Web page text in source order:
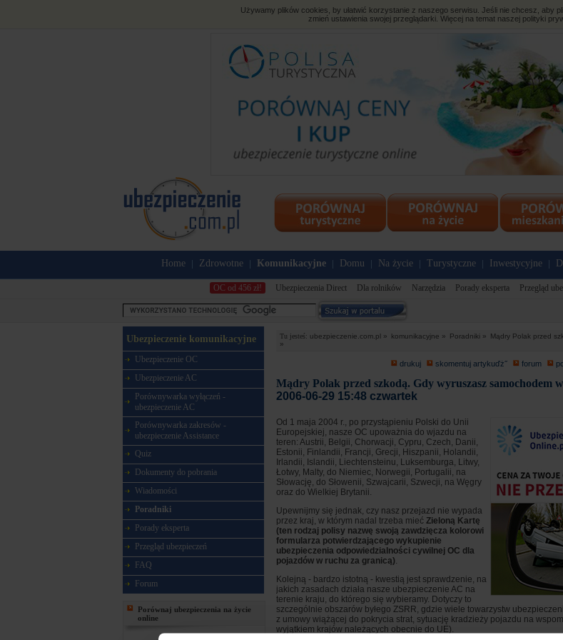
Używamy plików cookies, by ułatwić korzystanie z naszego serwisu. Jeśli nie chcesz, aby
zmień ustawienia swojej przeglądarki. Więcej na temat naszej polityki
Home Zdrowotne Komunikacyjne Domu Na życie Turystyczne Inwestycyjne
OC od 456 zł! Ubezpieczenia Direct Dla rolników Narzędzia Porady eksperta Przegląd
Ubezpieczenie komunikacyjne
Ubezpieczenie OC
Ubezpieczenie AC
Porównywarka wyłączeń -
ubezpieczenie AC
Porównywarka zakresów -
ubezpieczenie Assistance
Quiz
Dokumenty do pobrania
Wiadomości
Poradniki
Porady eksperta
Przegląd ubezpieczeń
FAQ
Forum
Porównaj ubezpieczenia na życie
online
Tu jesteś: ubezpieczenie.com.pl » komunikacyjne » Poradniki »
Mądry Polak przed
»
drukuj skomentuj artykuďż˝ forum
Mądry Polak przed szkodą. Gdy wyruszasz samochodem
2006-06-29 15:48 czwartek
Od 1 maja 2004 r., po przystąpieniu Polski do Unii
Europejskiej, nasze OC upoważnia do wjazdu na
teren: Austrii, Belgii, Chorwacji, Cypru, Czech, Danii,
Estonii, Finlandii, Francji, Grecji, Hiszpanii, Holandii,
Irlandii, Islandii, Liechtensteinu, Luksemburga, Litwy,
Łotwy, Malty, do Niemiec, Norwegii, Portugalii, na
Słowację, do Słowenii, Szwajcarii, Szwecji, na Węgry
oraz do Wielkiej Brytanii.
Upewnijmy się jednak, czy nasz przejazd nie wypada
przez kraj, w którym nadal trzeba mieć Zieloną Kartę
(ten rodzaj polisy nazwę swoją zawdzięcza kolorowi
formularza potwierdzającego wykupienie
ubezpieczenia odpowiedzialności cywilnej OC dla
pojazdów w ruchu za granicą).
Kolejną - bardzo istotną - kwestią jest sprawdzenie, na
jakich zasadach działa nasze ubezpieczenie AC na
terenie kraju, do którego się wybieramy. Dotyczy to
szczególnie obszarów byłego ZSRR, gdzie wiele towarzystw
z umowy wiążącej do pokrycia strat, sytuację kradzieży pojazdu na
wyjątkiem krajów należących obecnie do UE).